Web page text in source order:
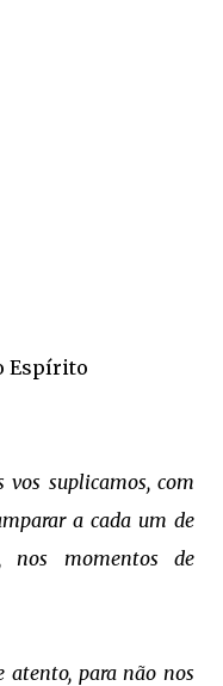
Espírito
vos suplicamos, com
a cada um de
nos momentos de
atento, para não nos